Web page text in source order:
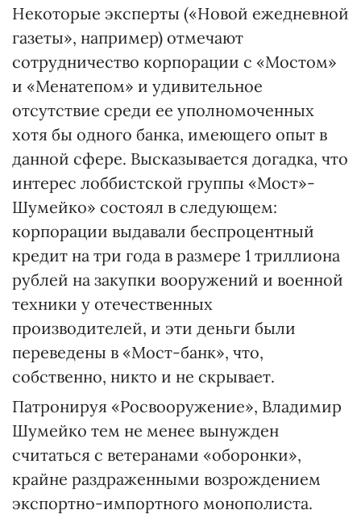
Некоторые эксперты («Новой ежедневной
газеты», например) отмечают
сотрудничество корпорации с «Мостом»
и «Менатепом» и удивительное
отсутствие среди ее уполномоченных
хотя бы одного банка, имеющего опыт в
данной сфере. Высказывается догадка, что
интерес лоббистской группы «Мост»-
Шумейко» состоял в следующем:
корпорации выдавали беспроцентный
кредит на три года в размере 1 триллиона
рублей на закупки вооружений и военной
техники у отечественных
производителей, и эти деньги были
переведены в «Мост-банк», что,
собственно, никто и не скрывает.
Патронируя «Росвооружение», Владимир
Шумейко тем не менее вынужден
считаться с ветеранами «оборонки»,
крайне раздраженными возрождением
экспортно-импортного монополиста.